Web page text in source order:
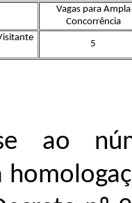
Vagas para Ampla
Concorrência
5
se ao